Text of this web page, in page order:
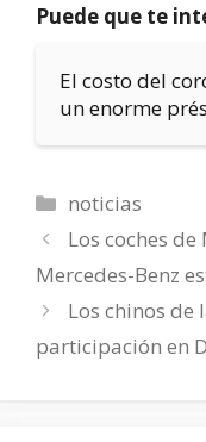
Puede que te
El costo del
un enorme
Categorías
noticias
Los coches
Mercedes-Benz
Los chinos de
participación en